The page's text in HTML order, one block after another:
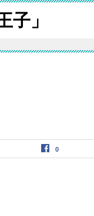
子」
0